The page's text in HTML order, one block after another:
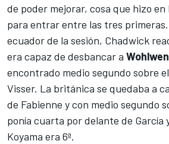
de poder mejorar, cosa que hizo
para entrar entre las tres
ecuador de la sesión, Chadwick
era capaz de desbancar a
encontrado medio segundo sobre
Visser. La británica se quedaba a
de Fabienne y con medio segundo
ponía cuarta por delante de García
Koyama era 6ª.